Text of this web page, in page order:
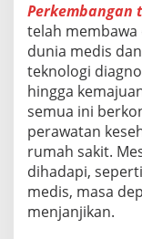
Perkembangan
telah
dunia medis
teknologi
hingga
semua ini
perawatan
rumah sakit.
dihadapi,
medis, masa
menjanjikan.